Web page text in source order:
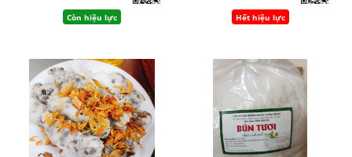
Còn hiệu lực Hết hiệu lực